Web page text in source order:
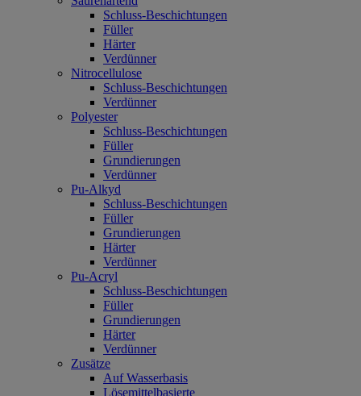
Schluss-Beschichtungen
Füller
Härter
Verdünner
Nitrocellulose
Schluss-Beschichtungen
Verdünner
Polyester
Schluss-Beschichtungen
Füller
Grundierungen
Verdünner
Pu-Alkyd
Schluss-Beschichtungen
Füller
Grundierungen
Härter
Verdünner
Pu-Acryl
Schluss-Beschichtungen
Füller
Grundierungen
Härter
Verdünner
Zusätze
Auf Wasserbasis
Lösemittelbasierte